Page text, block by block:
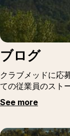
ブログ
クラブメッドに応
ての従業員のスト
See more